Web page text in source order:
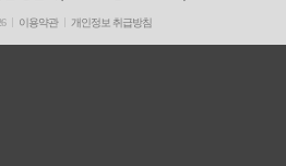
이용약관 개인정보 취급방침